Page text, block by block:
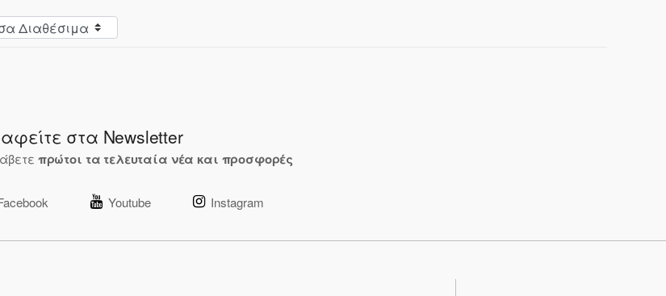
στα Newsletter
πρώτοι τα τελευταία νέα και προσφορές
Youtube Instagram